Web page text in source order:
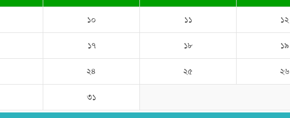
১০ ১১ ১২
১৭ ১৮ ১৯
২৪ ২৫ ২৬
৩১